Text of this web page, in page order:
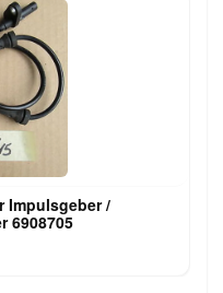
Impulsgeber /
Drehzahlsensor Drehzahlgeber 6908705